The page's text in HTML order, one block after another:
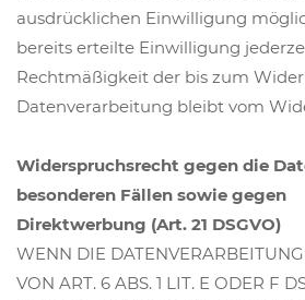
ausdrücklichen Einwilligung
bereits erteilte Einwilligung
Rechtmäßigkeit der bis zum
Datenverarbeitung bleibt vom
Widerspruchsrecht gegen die
besonderen Fällen sowie gegen
Direktwerbung (Art. 21 DSGVO)
WENN DIE
VON ART. 6 ABS. 1 LIT. E ODER F